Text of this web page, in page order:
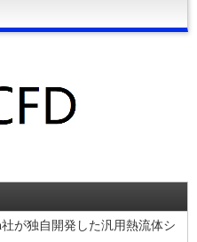
社が独自開発した汎用熱流体シ